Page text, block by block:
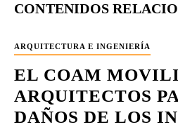
CONTENIDOS
ARQUITECTURA E INGENIERÍA
EL COAM
ARQUITECTOS
DAÑOS DE LOS